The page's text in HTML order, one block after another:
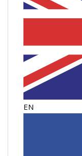
EN